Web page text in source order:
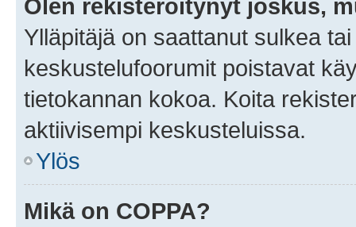
Olen rekisteröitynyt joskus,
Ylläpitäjä on saattanut sulkea
keskustelufoorumit poistavat
tietokannan kokoa. Koita
aktiivisempi keskusteluissa.
Ylös
Mikä on COPPA?